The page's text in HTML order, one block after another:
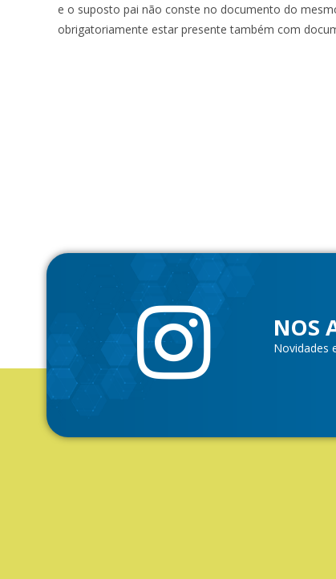
e o suposto pai não conste no documento do
obrigatoriamente estar presente também com
NOS
Novidades